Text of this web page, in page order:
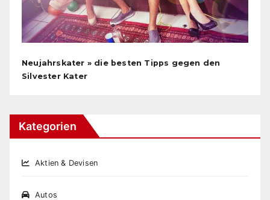
Neujahrskater » die besten Tipps gegen den
Silvester Kater
Kategorien
Aktien & Devisen
Autos